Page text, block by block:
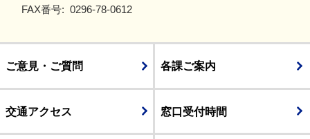
FAX番号: 0296-78-0612
ご意見・ご質問 各課ご案内
交通アクセス 窓口受付時間